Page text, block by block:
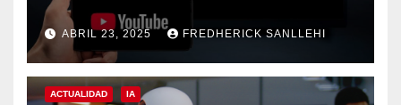
ABRIL 23, 2025 FREDHERICK SANLLEHI
ACTUALIDAD IA